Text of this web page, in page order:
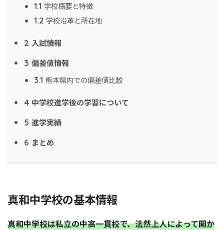
1.1 学校概要と特徴
1.2 学校沿革と所在地
2 入試情報
3 偏差値情報
3.1 熊本県内での偏差値比較
4 中学校進学後の学習について
5 進学実績
6 まとめ
真和中学校の基本情報
真和中学校は私立の中高一貫校で、法然上人によって開か